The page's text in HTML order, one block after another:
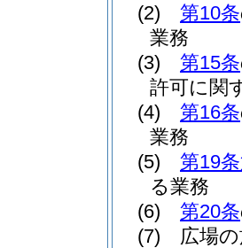
(2)
第10条
業務
(3)
第15条
許可に関
(4)
第16条
業務
(5)
第19
る業務
(6)
第20条
(7)
広場